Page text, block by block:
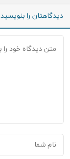
دیدگاهتان را بنویسید